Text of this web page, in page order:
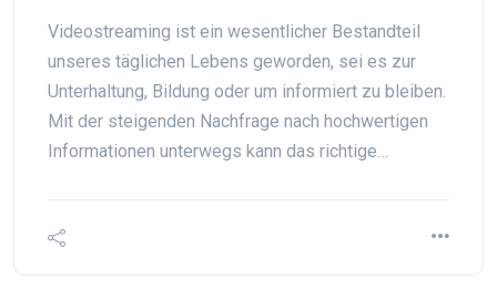
Videostreaming ist ein wesentlicher Bestandteil
unseres täglichen Lebens geworden, sei es zur
Unterhaltung, Bildung oder um informiert zu bleiben.
Mit der steigenden Nachfrage nach hochwertigen
Informationen unterwegs kann das richtige…